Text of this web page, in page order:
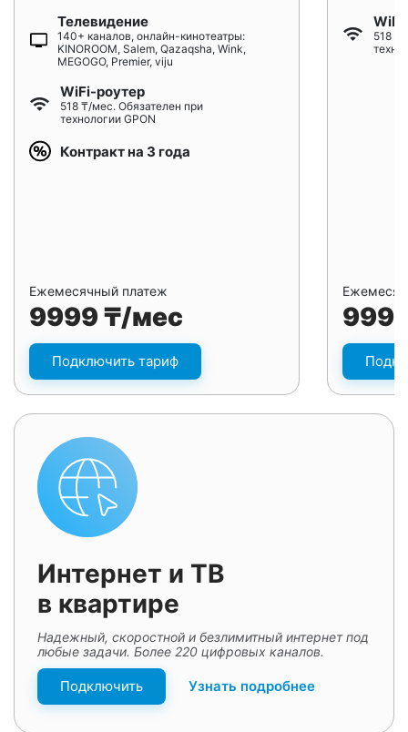
Телевидение
140+ каналов, онлайн-кинотеатры:
KINOROOM, Salem, Qazaqsha, Wink,
MEGOGO, Premier, viju
WiFi-роутер
518 ₸/мес. Обязателен при
технологии GPON
Контракт на 3 года
Ежемесячный платеж
9999 ₸/мес
Подключить тариф
518
Интернет и ТВ
в квартире
Надежный, скоростной и безлимитный интернет под
любые задачи. Более 220 цифровых каналов.
Подключить Узнать подробнее